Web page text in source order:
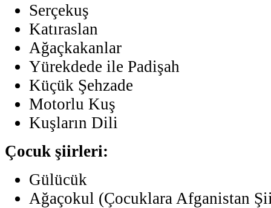
Serçekuş
Katıraslan
Ağaçkakanlar
Yürekdede ile Padişah
Küçük Şehzade
Motorlu Kuş
Kuşların Dili
Çocuk şiirleri:
Gülücük
Ağaçokul (Çocuklara Afganistan